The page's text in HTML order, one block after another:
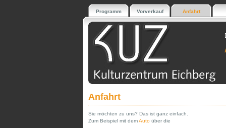
Programm Vorverkauf Anfahrt
Anfahrt
Sie möchten zu uns? Das ist ganz einfach.
Zum Beispiel mit demAuto über die